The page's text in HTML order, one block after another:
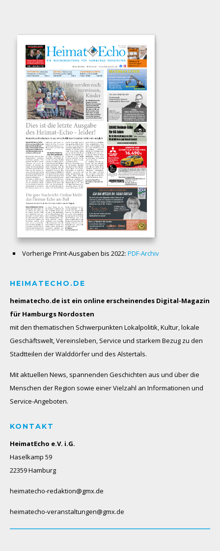
Vorherige Print-Ausgaben bis 2022: PDF-Archiv
HEIMATECHO.DE
heimatecho.de ist ein online erscheinendes Digital-Magazin
für Hamburgs Nordosten
mit den thematischen Schwerpunkten Lokalpolitik, Kultur, lokale
Geschäftswelt, Vereinsleben, Service und starkem Bezug zu den
Stadtteilen der Walddörfer und des Alstertals.
Mit aktuellen News, spannenden Geschichten aus und über die
Menschen der Region sowie einer Vielzahl an Informationen und
Service-Angeboten.
KONTAKT
HeimatEcho e.V. i.G.
Haselkamp 59
22359 Hamburg
heimatecho-redaktion@gmx.de
heimatecho-veranstaltungen@gmx.de